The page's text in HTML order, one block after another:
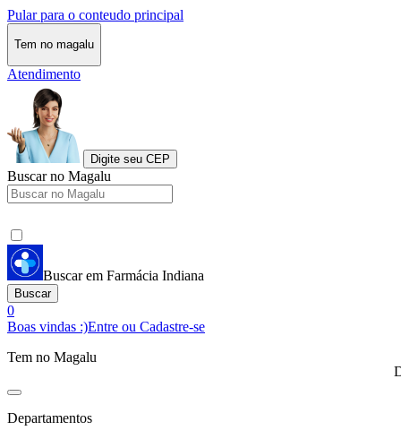
Pular para o conteudo principal
Tem no magalu
Atendimento
Digite seu CEP
Buscar no Magalu
Buscar em Farmácia Indiana
Buscar
0
Boas vindas :)Entre ou Cadastre-se
Tem no Magalu
Departamentos